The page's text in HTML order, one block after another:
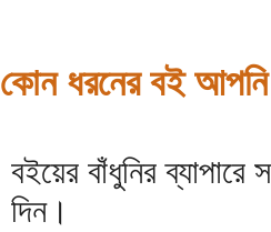
কোন ধরনের বই আপনি
বইয়ের বাঁধুনির
দিন।